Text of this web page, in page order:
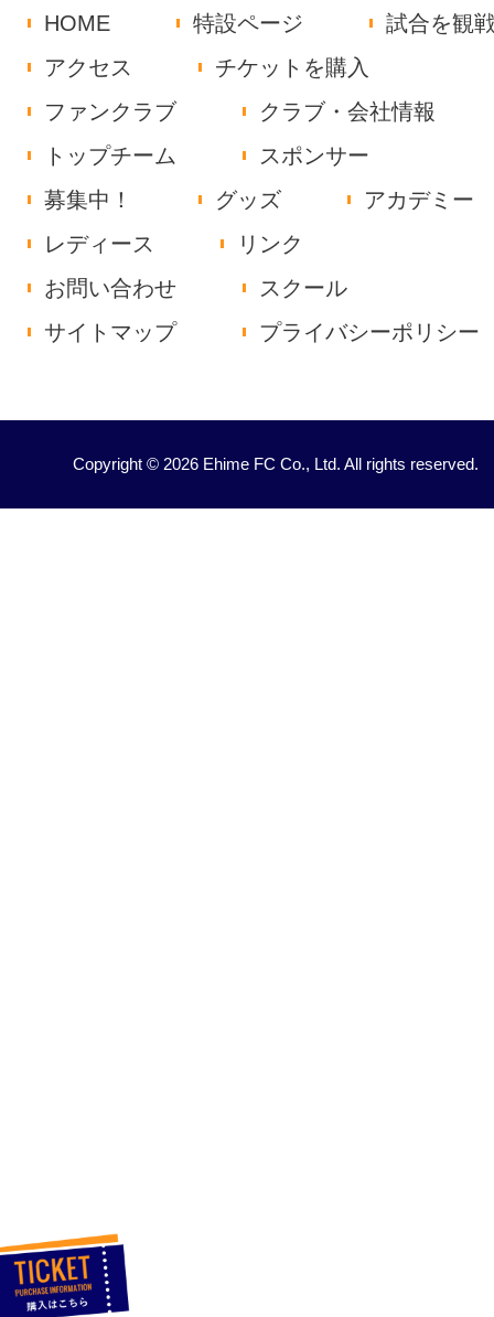
HOME 特設ページ
試合を観
アクセス
チケットを購入
ファンクラブ
クラブ・会社情報
トップチーム
スポンサー
募集中！
グッズ
アカデミー
レディース
リンク
お問い合わせ
スクール
サイトマップ
プライバシーポリシー
Copyright © 2026 Ehime FC Co., Ltd. All rights reserved.